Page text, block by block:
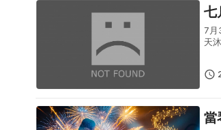
七
7月
天
當